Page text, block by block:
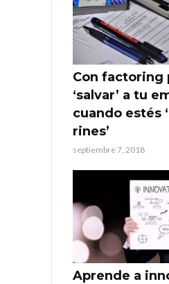
Con factoring
‘salvar’ a tu
cuando estés
rines’
septiembre 7, 2018
Aprende a